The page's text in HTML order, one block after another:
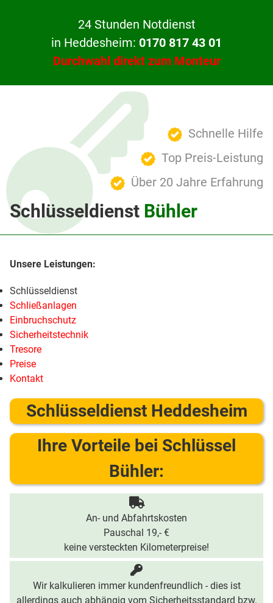
24 Stunden Notdienst
in Heddesheim: 0170 817 43 01
Durchwahl direkt zum Monteur
Schnelle Hilfe
Top Preis-Leistung
Über 20 Jahre Erfahrung
Schlüsseldienst Bühler
Schlüsseldienst
Schließanlagen
Einbruchschutz
Sicherheitstechnik
Tresore
Preise
Kontakt
Schlüsseldienst Heddesheim
Ihre Vorteile bei Schlüssel
Bühler:
An- und Abfahrtskosten
Pauschal 19,- €
keine versteckten Kilometerpreise!
Wir kalkulieren immer kundenfreundlich - dies ist
allerdings auch abhängig vom Sicherheitsstandard bzw.